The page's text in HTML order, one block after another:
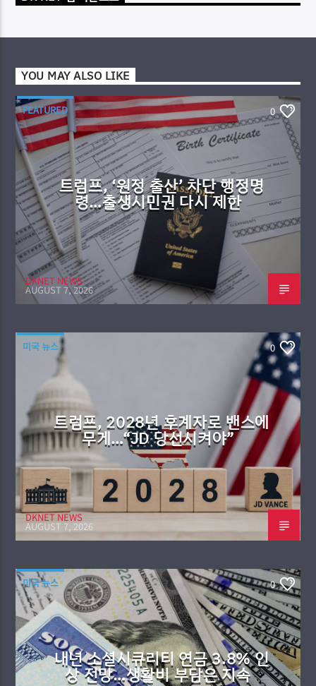
YOU MAY ALSO LIKE
FEATURED 0
트럼프, ‘원정 출산’ 차단 행정명
령…출생시민권 다시 제한
DKNET NEWS
AUGUST 7, 2026
미국 뉴스 0
트럼프, 2028년 후계자로 밴스에
무게…“JD 당선시켜야”
DKNET NEWS
AUGUST 7, 2026
미국 뉴스 0
내년 소셜시큐리티 연금 3.8% 인
상 전망…생활비 부담은 지속